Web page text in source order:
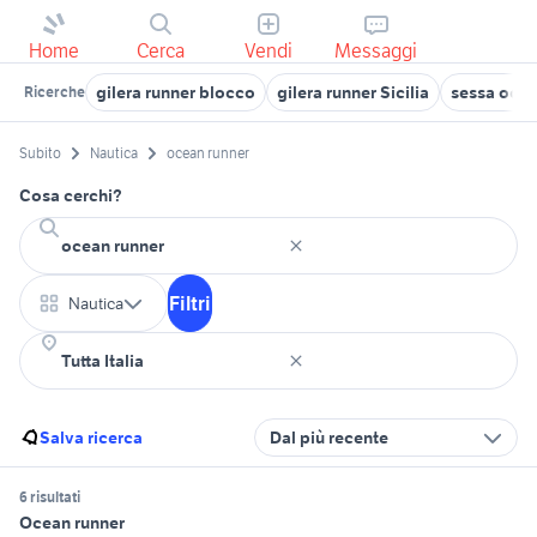
Home Cerca Vendi Messaggi
Ricerche gilera runner blocco gilera runner Sicilia sessa
Subito Nautica ocean runner
Cosa cerchi?
Nautica Filtri
Salva ricerca Dal più recente
6 risultati
Ocean runner